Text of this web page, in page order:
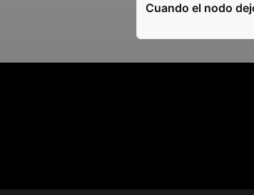
Cuando el nodo